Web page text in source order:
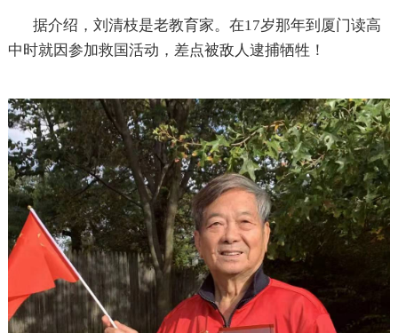
据介绍，刘清枝是老教育家。在17岁那年到厦门读高
中时就因参加救国活动，差点被敌人逮捕牺牲！